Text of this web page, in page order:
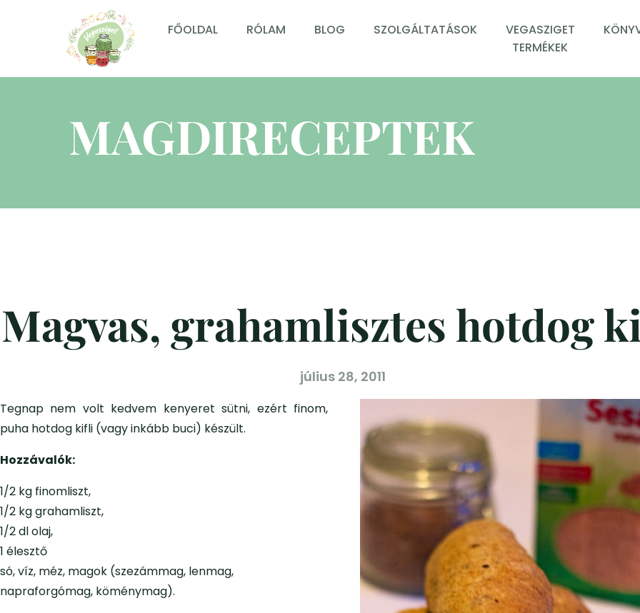
FŐOLDAL RÓLAM BLOG SZOLGÁLTATÁSOK
VEGASZIGET
TERMÉKEK
MAGDIRECEPTEK
Magvas, grahamlisztes hotdog
július 28, 2011
Tegnap nem volt kedvem kenyeret sütni, ezért finom,
puha hotdog kifli (vagy inkább buci) készült.
Hozzávalók:
1/2 kg finomliszt,
1/2 kg grahamliszt,
1/2 dl olaj,
1 élesztő
só, víz, méz, magok (szezámmag, lenmag,
napraforgómag, köménymag).